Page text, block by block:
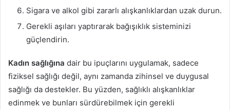
Sigara ve alkol gibi zararlı alışkanlıklardan uzak durun.
Gerekli aşıları yaptırarak bağışıklık sisteminizi
güçlendirin.
Kadın sağlığına dair bu ipuçlarını uygulamak, sadece
fiziksel sağlığı değil, aynı zamanda zihinsel ve duygusal
sağlığı da destekler. Bu yüzden, sağlıklı alışkanlıklar
edinmek ve bunları sürdürebilmek için gerekli